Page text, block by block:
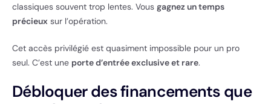
classiques souvent trop lentes. Vous gagnez un temps
précieux sur l’opération.
Cet accès privilégié est quasiment impossible pour un pro
seul. C’est une porte d’entrée exclusive et rare.
Débloquer des financements que